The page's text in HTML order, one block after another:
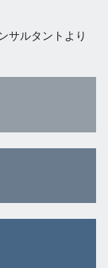
サルタントより